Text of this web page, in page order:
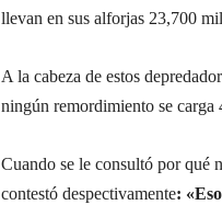
llevan en sus alforjas 23,700
A la cabeza de estos
ningún remordimiento se carga
Cuando se le consultó por qué
contestó despectivamente: